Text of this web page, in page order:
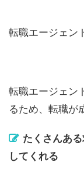
転職エージェン
転職エージェン
るため、転職が
たくさんあ
してくれる